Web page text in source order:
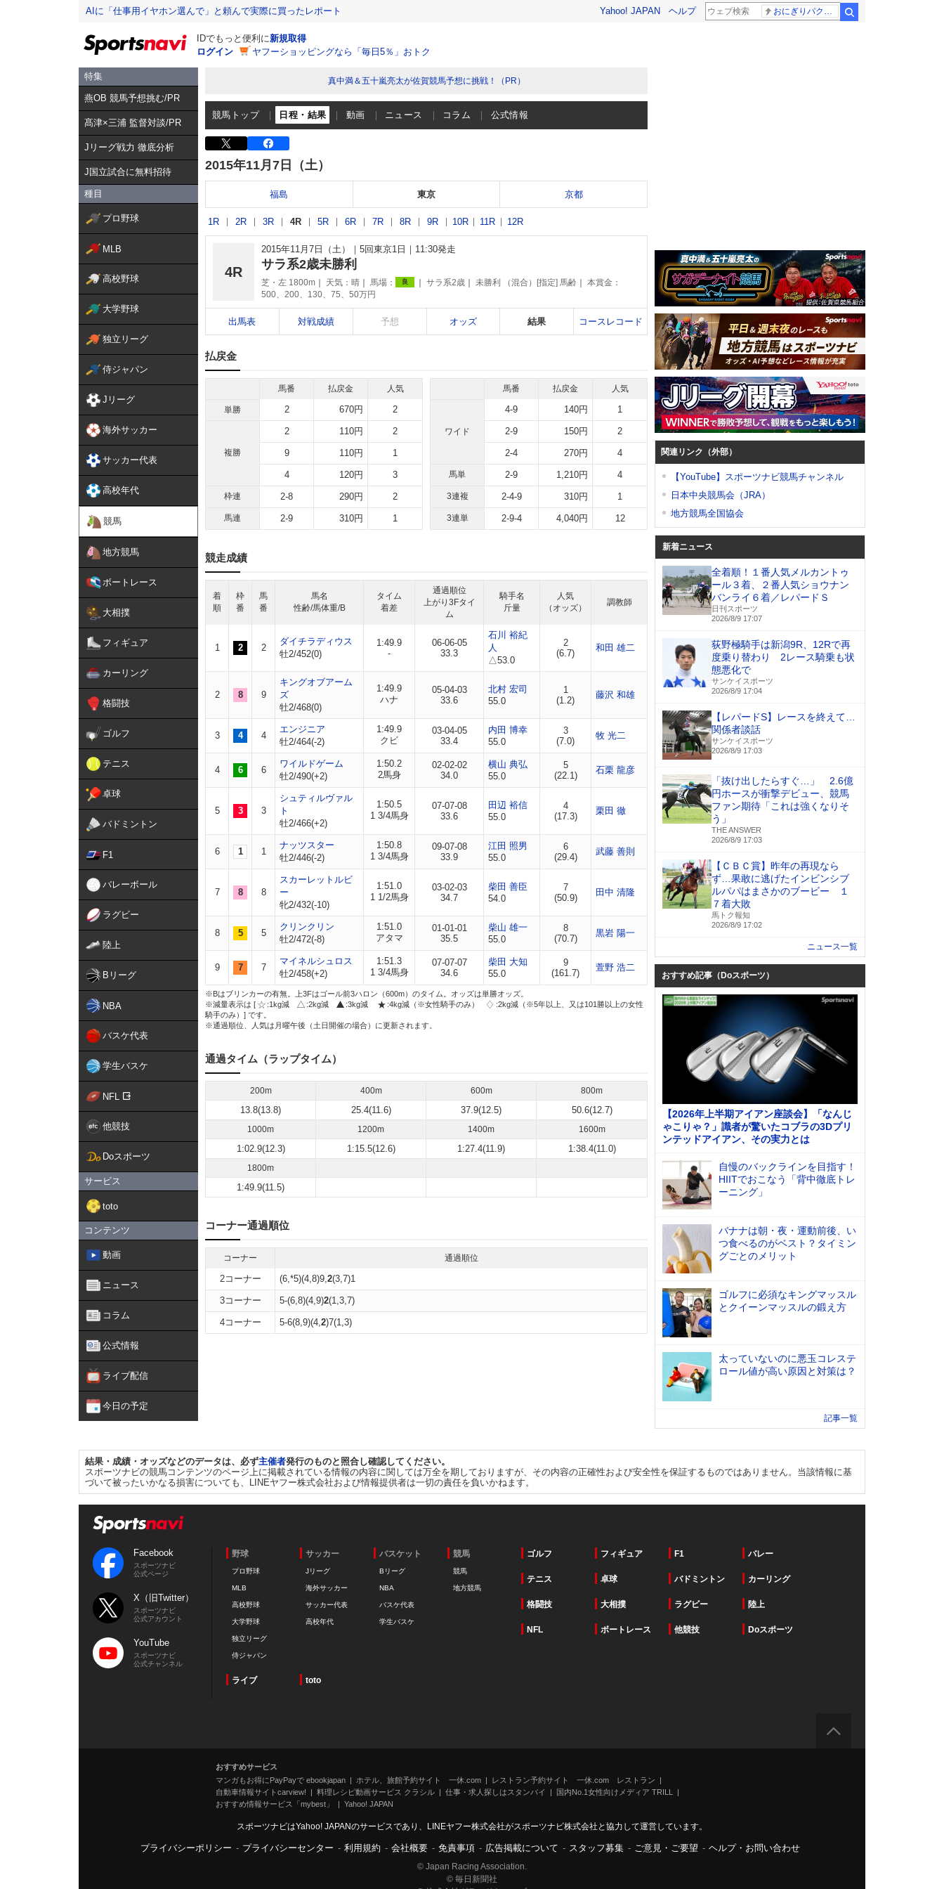
AIに「仕事用イヤホン選んで」と頼んで実際に買ったレポート Yahoo! JAPAN ヘルプ
IDでもっと便利に新規取得
ログイン
ヤフーショッピングなら「毎日5％」おトク
特集
燕OB 競馬予想挑む/PR
髙津×三浦 監督対談/PR
Jリーグ戦力 徹底分析
J国立試合に無料招待
種目
プロ野球
MLB
高校野球
大学野球
独立リーグ
侍ジャパン
Jリーグ
海外サッカー
サッカー代表
高校年代
競馬
地方競馬
ボートレース
大相撲
フィギュア
カーリング
格闘技
ゴルフ
テニス
卓球
バドミントン
F1
バレーボール
ラグビー
陸上
Bリーグ
NBA
バスケ代表
学生バスケ
NFL
他競技
Doスポーツ
サービス
toto
コンテンツ
動画
ニュース
コラム
公式情報
ライブ配信
今日の予定
真中満＆五十嵐亮太が佐賀競馬予想に挑戦！（PR）
競馬トップ 日程・結果 動画 ニュース コラム 公式情報
2015年11月7日（土）
福島 東京 京都
1R 2R 3R 4R 5R 6R 7R 8R 9R 10R 11R 12R
4R
2015年11月7日（土） 5回東京1日 11:30発走
サラ系2歳未勝利
芝・左 1800m 天気： 晴 馬場： 良 サラ系2歳 未勝利 （混合）[指定] 馬齢
本賞金：
500、200、130、75、50万円
出馬表 対戦成績 予想 オッズ 結果 コースレコード
払戻金
馬番 払戻金 人気
単勝 2 670円 2
複勝
2 110円 2
9 110円 1
4 120円 3
枠連 2-8 290円 2
馬連 2-9 310円 1
馬番 払戻金 人気
ワイド
4-9 140円 1
2-9 150円 2
2-4 270円 4
馬単 2-9 1,210円 4
3連複 2-4-9 310円 1
3連単 2-9-4 4,040円 12
競走成績
着
順
枠
番
馬
番
馬名
性齢/馬体重/B
タイム
着差
通過順位
上がり3Fタイ
ム
騎手名
斤量
人気
（オッズ）
調教師
1 2 2
ダイチラディウス
牡2/452(0)
1:49.9
-
06-06-05
33.3
石川 裕紀
人
△53.0
2
(6.7)
和田 雄二
2 8 9
キングオブアーム
ズ
牡2/468(0)
1:49.9
ハナ
05-04-03
33.6
北村 宏司
55.0
1
(1.2)
藤沢 和雄
3 4 4
エンジニア
牡2/464(-2)
1:49.9
クビ
03-04-05
33.4
内田 博幸
55.0
3
(7.0)
牧 光二
4 6 6
ワイルドゲーム
牡2/490(+2)
1:50.2
2馬身
02-02-02
34.0
横山 典弘
55.0
5
(22.1)
石栗 龍彦
5 3 3
シュティルヴァル
ト
牡2/466(+2)
1:50.5
1 3/4馬身
07-07-08
33.6
田辺 裕信
55.0
4
(17.3)
栗田 徹
6 1 1
ナッツスター
牡2/446(-2)
1:50.8
1 3/4馬身
09-07-08
33.9
江田 照男
55.0
6
(29.4)
武藤 善則
7 8 8
スカーレットルビ
ー
牝2/432(-10)
1:51.0
1 1/2馬身
03-02-03
34.7
柴田 善臣
54.0
7
(50.9)
田中 清隆
8 5 5
クリンクリン
牡2/472(-8)
1:51.0
アタマ
01-01-01
35.5
柴山 雄一
55.0
8
(70.7)
黒岩 陽一
9 7 7
マイネルシュロス
牡2/458(+2)
1:51.3
1 3/4馬身
07-07-07
34.6
柴田 大知
55.0
9
(161.7)
萱野 浩二
※Bはブリンカーの有無。上3Fはゴール前3ハロン（600m）のタイム。オッズは単勝オッズ。
※減量表示は [
:1kg減 :2kg減 :3kg減 :4kg減（※女性騎手のみ）
:2kg減（※5年以上、又は101勝以上の女性
騎手のみ）] です。
※通過順位、人気は月曜午後（土日開催の場合）に更新されます。
通過タイム（ラップタイム）
200m 400m 600m 800m
13.8(13.8) 25.4(11.6) 37.9(12.5) 50.6(12.7)
1000m 1200m 1400m 1600m
1:02.9(12.3) 1:15.5(12.6) 1:27.4(11.9) 1:38.4(11.0)
1800m
1:49.9(11.5)
コーナー通過順位
コーナー 通過順位
2コーナー (6,*5)(4,8)9,2(3,7)1
3コーナー 5-(6,8)(4,9)2(1,3,7)
4コーナー 5-6(8,9)(4,2)7(1,3)
関連リンク（外部）
【YouTube】スポーツナビ競馬チャンネル
日本中央競馬会（JRA）
地方競馬全国協会
新着ニュース
全着順！１番人気メルカントゥ
ール３着、２番人気ショウナン
バンライ６着／レパードＳ
日刊スポーツ
2026/8/9 17:07
荻野極騎手は新潟9R、12Rで再
度乗り替わり 2レース騎乗も状
態悪化で
サンケイスポーツ
2026/8/9 17:04
【レパードS】レースを終えて…
関係者談話
サンケイスポーツ
2026/8/9 17:03
「抜け出したらすぐ…」 2.6億
円ホースが衝撃デビュー、競馬
ファン期待「これは強くなりそ
う」
THE ANSWER
2026/8/9 17:03
【ＣＢＣ賞】昨年の再現なら
ず…果敢に逃げたインビンシブ
ルパパはまさかのブービー １
７着大敗
馬トク報知
2026/8/9 17:02
ニュース一覧
おすすめ記事（Doスポーツ）
【2026年上半期アイアン座談会】「なんじ
ゃこりゃ？」識者が驚いたコブラの3Dプリ
ンテッドアイアン、その実力とは
自慢のバックラインを目指す！
HIITでおこなう「背中徹底トレ
ーニング」
バナナは朝・夜・運動前後、い
つ食べるのがベスト？タイミン
グごとのメリット
ゴルフに必須なキングマッスル
とクイーンマッスルの鍛え方
太っていないのに悪玉コレステ
ロール値が高い原因と対策は？
記事一覧
結果・成績・オッズなどのデータは、必ず主催者発行のものと照合し確認してください。
スポーツナビの競馬コンテンツのページ上に掲載されている情報の内容に関しては万全を期しておりますが、その内容の正確性および安全性を保証するものではありません。当該情報に基
づいて被ったいかなる損害についても、LINEヤフー株式会社および情報提供者は一切の責任を負いかねます。
Facebook
スポーツナビ
公式ページ
X（旧Twitter）
スポーツナビ
公式アカウント
YouTube
スポーツナビ
公式チャンネル
野球
プロ野球
MLB
高校野球
大学野球
独立リーグ
侍ジャパン
サッカー
Jリーグ
海外サッカー
サッカー代表
高校年代
バスケット
Bリーグ
NBA
バスケ代表
学生バスケ
競馬
競馬
地方競馬
ゴルフ フィギュア F1 バレー
テニス 卓球 バドミントン カーリング
格闘技 大相撲 ラグビー 陸上
NFL ボートレース 他競技 Doスポーツ
ライブ toto
おすすめサービス
マンガもお得にPayPayで ebookjapan
ホテル、旅館予約サイト 一休.com
レストラン予約サイト 一休.com レストラン
自動車情報サイトcarview!
料理レシピ動画サービス クラシル 仕事・求人探しはスタンバイ
国内No.1女性向けメディア TRILL
おすすめ情報サービス「mybest」
Yahoo! JAPAN
スポーツナビはYahoo! JAPANのサービスであり、LINEヤフー株式会社がスポーツナビ株式会社と協力して運営しています。
プライバシーポリシー - プライバシーセンター - 利用規約 - 会社概要 - 免責事項 - 広告掲載について - スタッフ募集 - ご意見・ご要望 - ヘルプ・お問い合わせ
© Japan Racing Association.
© 毎日新聞社